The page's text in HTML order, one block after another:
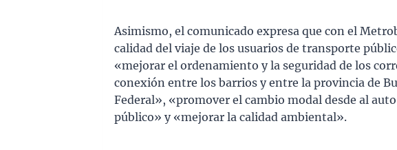
Asimismo, el comunicado expresa que con el
calidad del viaje de los usuarios de transporte
«mejorar el ordenamiento y la seguridad de los
conexión entre los barrios y entre la provincia de
Federal», «promover el cambio modal desde al
público» y «mejorar la calidad ambiental».